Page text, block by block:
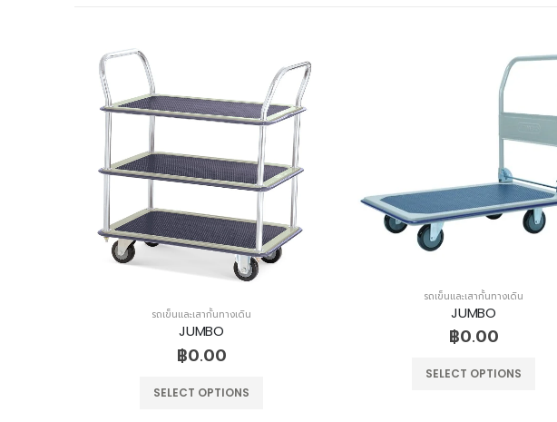
รถเข็นและเสากั้นทางเดิน
JUMBO
฿0.00
SELECT OPTIONS
รถเข็นและเสากั้นทางเดิน
JUMBO
฿0.00
SELECT OPTIONS